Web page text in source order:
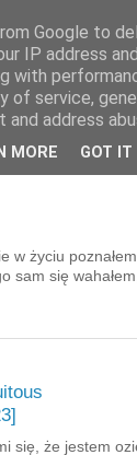
wszystkie posty
w życiu
sam się
się, że jestem
Google to
IP address
with
of service,
address
MORE GOT IT